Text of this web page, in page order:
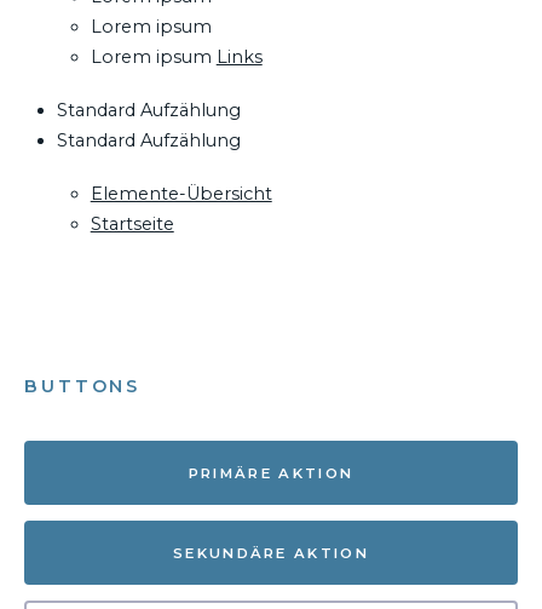
Lorem ipsum
Lorem ipsum Links
Standard Aufzählung
Standard Aufzählung
Elemente-Übersicht
Startseite
BUTTONS
PRIMÄRE AKTION
SEKUNDÄRE AKTION